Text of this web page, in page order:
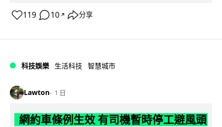
119 10 ↗ 分享
科技娛樂 生活科技 智慧城市
Lawton 1 日
網約車條例生效 有司機暫時停工避風頭